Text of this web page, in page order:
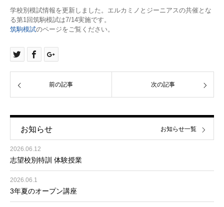
学校別模試情報を更新しました。エルカミノとジーニアスの共催とな
る第1回筑駒模試は7/14実施です。
筑駒模試のページをご覧ください。
前の記事 次の記事
お知らせ
2026.06.12
志望校別特訓 体験授業
2026.06.1
3年夏のオープン講座
お知らせ一覧